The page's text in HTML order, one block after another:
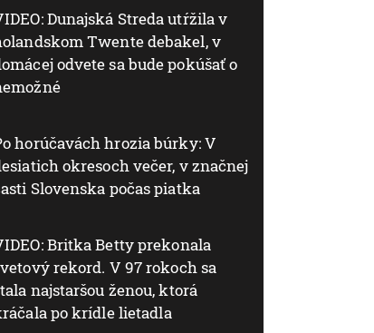
Dunajská Streda utŕžila v
Twente debakel, v
odvete sa bude pokúšať o
horúčavách hrozia búrky: V
okresoch večer, v značnej
Slovenska počas piatka
Britka Betty prekonala
rekord. V 97 rokoch sa
najstaršou ženou, ktorá
po krídle lietadla